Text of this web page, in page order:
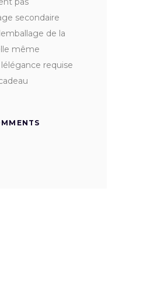
secondaire
de la
même
requise